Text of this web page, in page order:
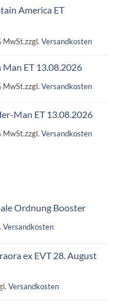
America ET
MwSt.zzgl. Versandkosten
ET 13.08.2026
MwSt.zzgl. Versandkosten
Man ET 13.08.2026
MwSt.zzgl. Versandkosten
Ordnung Booster
Versandkosten
ex EVT 28. August
Versandkosten